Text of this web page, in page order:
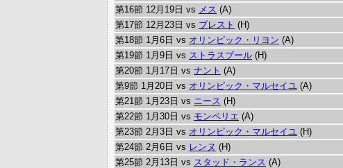
第16節 12月19日 vs メス (A)
第17節 12月23日 vs ブレスト (H)
第18節 1月6日 vs オリンピック・リヨン (A)
第19節 1月9日 vs ストラスブール (H)
第20節 1月17日 vs ナント (A)
第9節 1月20日 vs オリンピック・マルセイユ (A)
第21節 1月23日 vs ニース (H)
第22節 1月30日 vs モンペリエ (A)
第23節 2月3日 vs オリンピック・マルセイユ (H)
第24節 2月6日 vs レンヌ (H)
第25節 2月13日 vs スタッド・ランス (A)